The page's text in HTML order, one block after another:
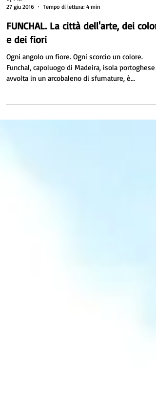
by Mel
27 giu 2016
Tempo di lettura: 4 min
e dei fiori
Ogni angolo un fiore. Ogni scorcio un colore.
avvolta in un arcobaleno di sfumature, è...